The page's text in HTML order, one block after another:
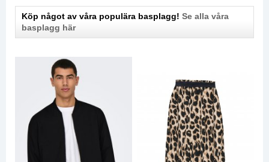
Köp något av våra populära basplagg! Se alla våra
basplagg här